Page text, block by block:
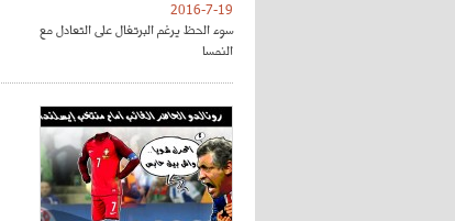
2016-7-19
سوء الحظ يرغم البرتغال على التعادل مع
النمسا